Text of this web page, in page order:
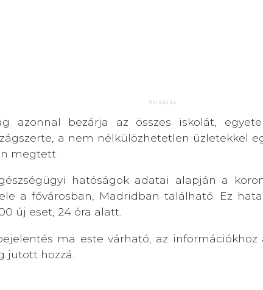
azonnal bezárja az összes iskolát,
a nem nélkülözhetetlen üzletekkel
megtett.
hatóságok adatai alapján a
a fővárosban, Madridban található. Ez
új eset, 24 óra alatt.
ma este várható, az információkhoz
jutott hozzá.